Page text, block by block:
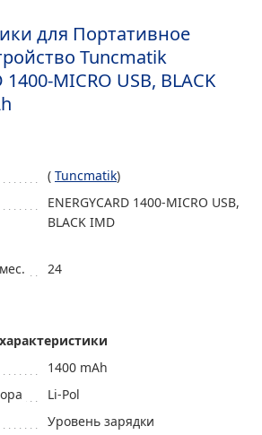
для Портативное
Tuncmatik
1400‐MICRO USB, BLACK
( Tuncmatik)
ENERGYCARD 1400‐MICRO USB,
BLACK IMD
24
1400 mAh
Li-Pol
Уровень зарядки